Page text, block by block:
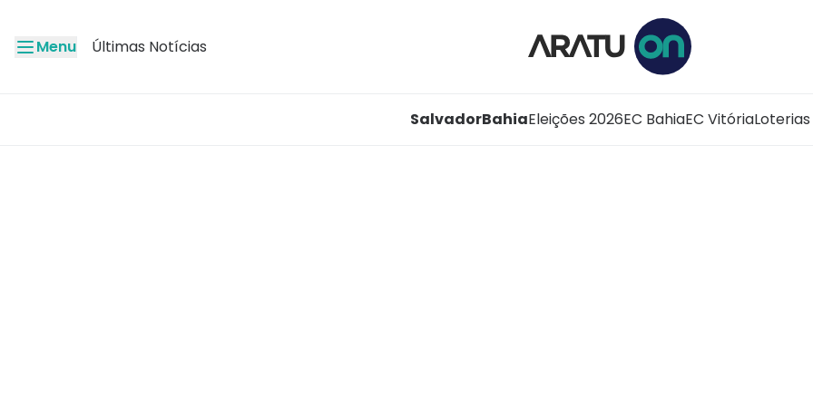
Menu Últimas Notícias
SalvadorBahiaEleições 2026EC BahiaEC VitóriaLoterias